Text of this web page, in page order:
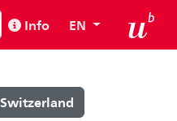
Info EN
Switzerland